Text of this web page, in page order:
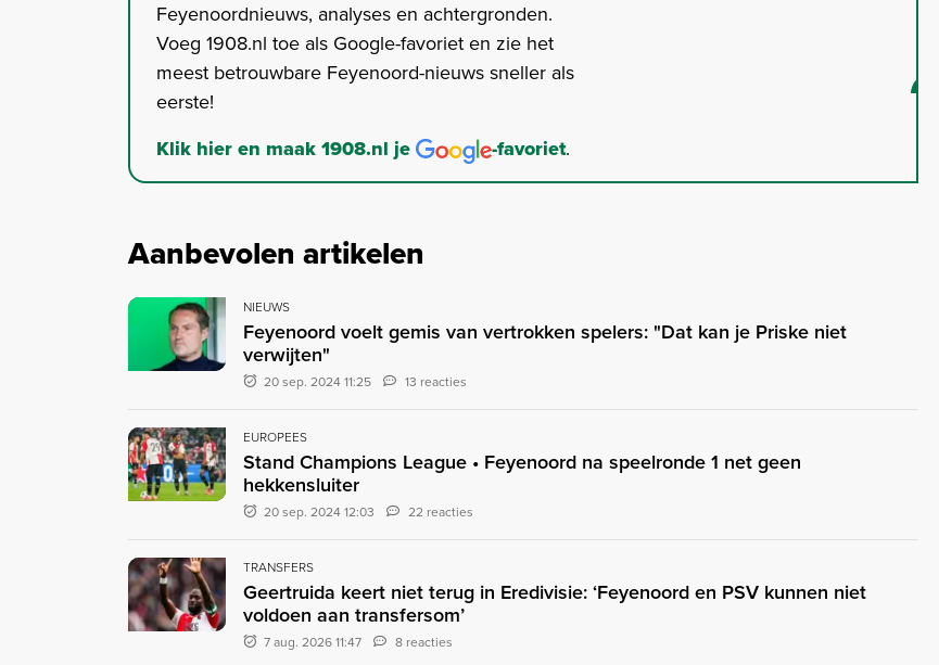
Feyenoordnieuws, analyses en achtergronden.
Voeg 1908.nl toe als Google-favoriet en zie het
meest betrouwbare Feyenoord-nieuws sneller als
eerste!
Klik hier en maak 1908.nl je
-favoriet.
Aanbevolen artikelen
NIEUWS
Feyenoord voelt gemis van vertrokken spelers: "Dat kan je Priske niet
verwijten"
20 sep. 2024 11:25 13 reacties
EUROPEES
Stand Champions League • Feyenoord na speelronde 1 net geen
hekkensluiter
20 sep. 2024 12:03 22 reacties
TRANSFERS
Geertruida keert niet terug in Eredivisie: ‘Feyenoord en PSV kunnen niet
voldoen aan transfersom’
7 aug. 2026 11:47 8 reacties